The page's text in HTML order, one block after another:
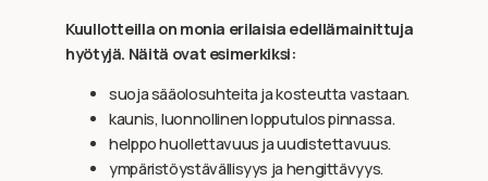
Kuullotteilla on monia erilaisia edellämainittuja
hyötyjä. Näitä ovat esimerkiksi:
suoja sääolosuhteita ja kosteutta vastaan.
kaunis, luonnollinen lopputulos pinnassa.
helppo huollettavuus ja uudistettavuus.
ympäristöystävällisyys ja hengittävyys.